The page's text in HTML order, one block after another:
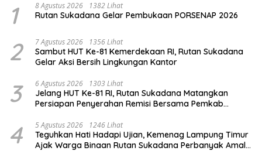
1 8 Agustus 2026 1382 Lihat
Rutan Sukadana Gelar Pembukaan PORSENAP 2026
2 7 Agustus 2026 1356 Lihat
Sambut HUT Ke-81 Kemerdekaan RI, Rutan Sukadana
Gelar Aksi Bersih Lingkungan Kantor
3 6 Agustus 2026 1303 Lihat
Jelang HUT Ke-81 RI, Rutan Sukadana Matangkan
Persiapan Penyerahan Remisi Bersama Pemkab
4 5 Agustus 2026 1246 Lihat
Teguhkan Hati Hadapi Ujian, Kemenag Lampung Timur
Ajak Warga Binaan Rutan Sukadana Perbanyak Amal